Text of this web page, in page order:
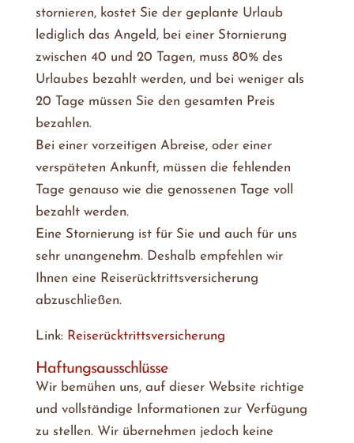
stornieren, kostet Sie der geplante Urlaub
lediglich das Angeld, bei einer Stornierung
zwischen 40 und 20 Tagen, muss 80% des
Urlaubes bezahlt werden, und bei weniger als
20 Tage müssen Sie den gesamten Preis
bezahlen.
Bei einer vorzeitigen Abreise, oder einer
verspäteten Ankunft, müssen die fehlenden
Tage genauso wie die genossenen Tage voll
bezahlt werden.
Eine Stornierung ist für Sie und auch für uns
sehr unangenehm. Deshalb empfehlen wir
Ihnen eine Reiserücktrittsversicherung
abzuschließen.
Link: Reiserücktrittsversicherung
Haftungsausschlüsse
Wir bemühen uns, auf dieser Website richtige
und vollständige Informationen zur Verfügung
zu stellen. Wir übernehmen jedoch keine